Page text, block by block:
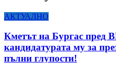
АКТУАЛНО
Кметът на Бургас пред
кандидатурата му за
пълни глупости!